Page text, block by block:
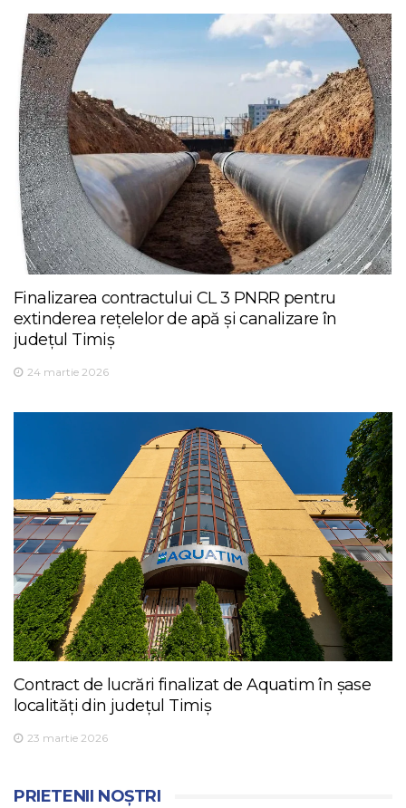
Finalizarea contractului CL 3 PNRR pentru
extinderea rețelelor de apă și canalizare în
județul Timiș
24 martie 2026
Contract de lucrări finalizat de Aquatim în șase
localități din județul Timiș
23 martie 2026
PRIETENII NOȘTRI